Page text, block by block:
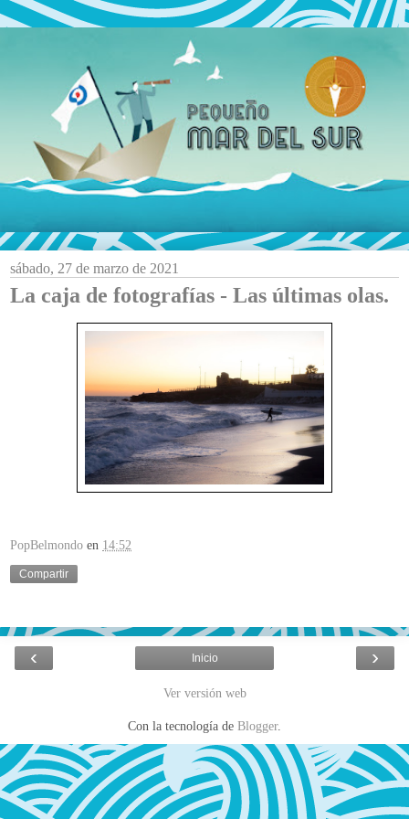
sábado, 27 de marzo de 2021
La caja de fotografías - Las últimas olas.
PopBelmondo en 14:52
Compartir
‹ ›
Inicio
Ver versión web
Con la tecnología de Blogger.